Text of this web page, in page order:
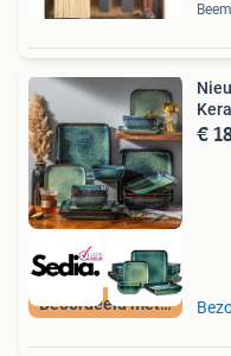
Beoordeeld met 9+
€